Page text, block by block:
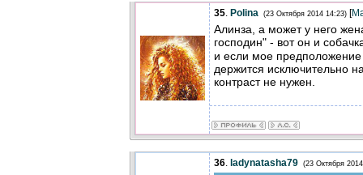
35. Polina (23 Октября 2014 14:23) [
Алинза, а может у него
господин" - вот он и
и если мое
держится исключительно
контраст не нужен.
36. ladynatasha79 (23 Октября